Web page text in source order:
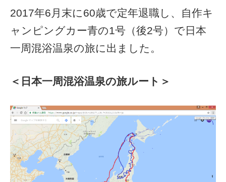
2017年6月末に60歳で定年退職し、自作キ
ャンピングカー青の1号（後2号）で日本
一周混浴温泉の旅に出ました。
＜日本一周混浴温泉の旅ルート＞